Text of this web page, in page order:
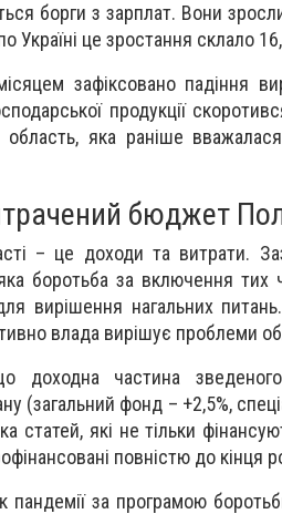
борги з зарплат. Вони
Україні це зростання склало
зафіксовано падіння
продукції
яка раніше
бюджет
– це доходи та витрати.
боротьба за включення тих
вирішення нагальних
влада вирішує проблеми
доходна частина
(загальний фонд – +2,5%,
статей, які не тільки
повністю до кінця
пандемії за програмою